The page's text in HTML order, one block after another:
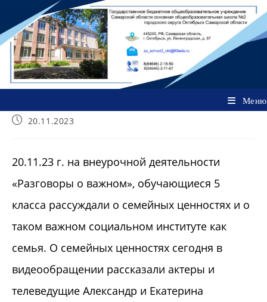
содержимому
Меню
Запись20.11.2023
20.11.23 г. на внеурочной деятельности
«Разговоры о важном», обучающиеся 5
класса рассуждали о семейных ценностях и о
таком важном социальном институте как
семья. О семейных ценностях сегодня в
видеообращении рассказали актеры и
телеведущие Александр и Екатерина